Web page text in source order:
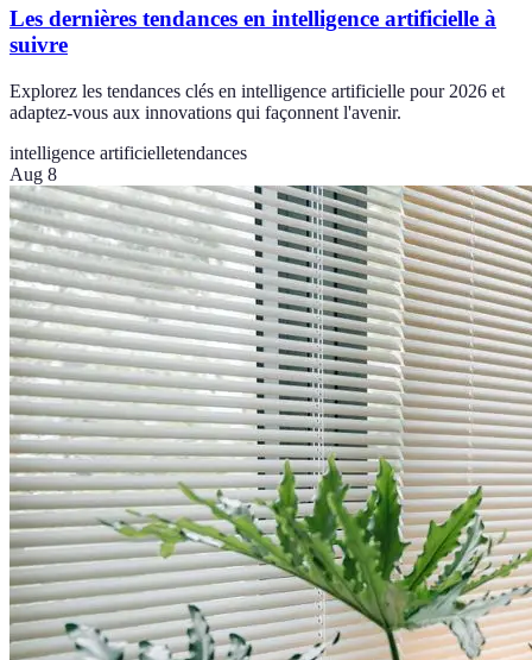
Les dernières tendances en intelligence artificielle à
suivre
Explorez les tendances clés en intelligence artificielle pour 2026 et
adaptez-vous aux innovations qui façonnent l'avenir.
intelligence artificielletendances
Aug 8